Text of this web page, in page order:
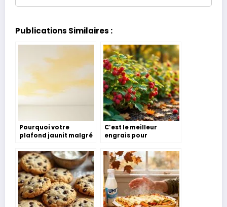
Publications Similaires :
Pourquoi votre
plafond jaunit malgré
que font 8 bricoleurs
sur 10
C’est le meilleur
engrais pour
l’obtient facilement,
avec ce déchet que
nous produisons tous
en automne